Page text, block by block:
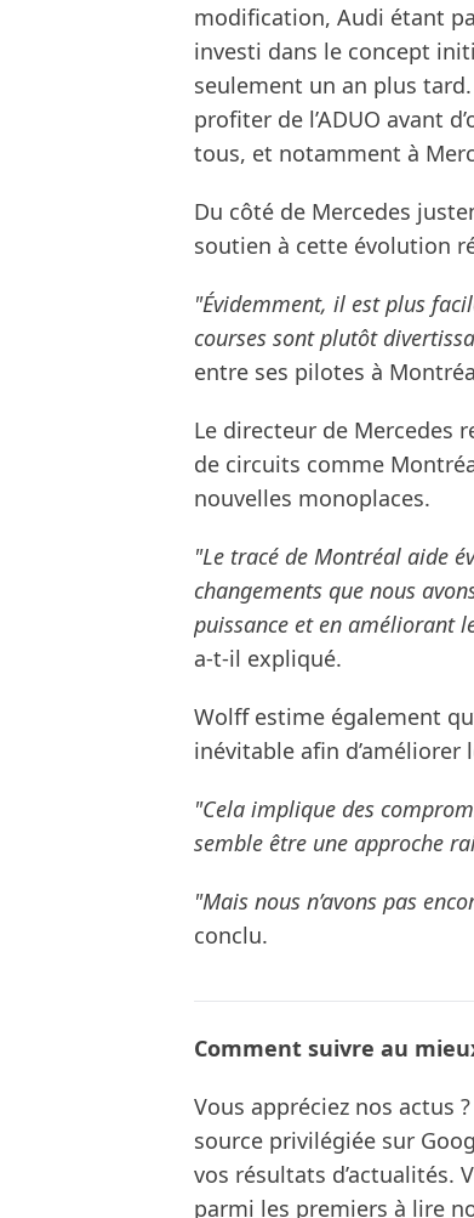
modification, Audi étant
investi dans le concept
seulement un an plus
profiter de l’ADUO avant
tous, et notamment à
Du côté de Mercedes
soutien à cette évolution
"Évidemment, il est plus
courses sont plutôt
entre ses pilotes à
Le directeur de Mercedes
de circuits comme
nouvelles monoplaces.
"Le tracé de Montréal aide
changements que nous
puissance et en améliorant
a-t-il expliqué.
Wolff estime également
inévitable afin
"Cela implique des
semble être une approche
"Mais nous n’avons pas
conclu.
Comment suivre au
Vous appréciez nos actus
source privilégiée sur
vos résultats d’actualités.
parmi les premiers à lire